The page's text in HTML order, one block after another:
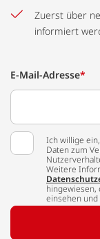
Zuerst über
informiert
E-Mail-Adresse*
Ich willige
Daten zum
Weitere
hingewiesen,
einsehen